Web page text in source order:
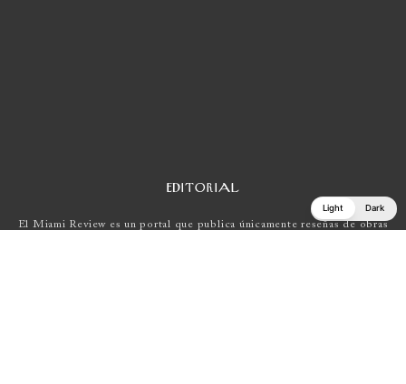
EDITORIAL
El Miami Review es un portal que publica únicamente reseñas de obras
Light Dark